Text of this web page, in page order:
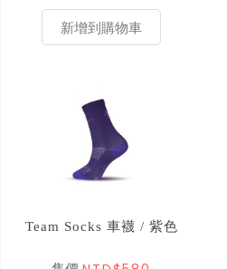
新增到購物車
Team Socks 車襪 / 紫色